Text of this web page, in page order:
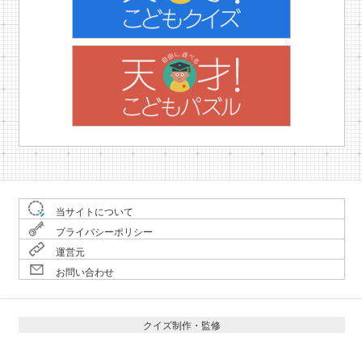
当サイトについて
プライバシーポリシー
運営元
お問い合わせ
クイズ制作・監修